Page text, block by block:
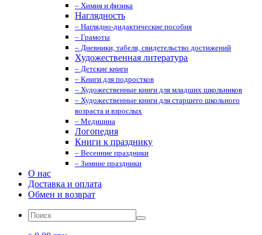
– Химия и физика
Наглядность
– Наглядно-дидактические пособия
– Грамоты
– Дневники, табеля, свидетельство достижений
Художественная литература
– Детские книги
– Книги для подростков
– Художественные книги для младших школьников
– Художественные книги для старшего школьного
возраста и взрослых
– Медицина
Логопедия
Книги к празднику
– Весенние праздники
– Зимние праздники
О нас
Доставка и оплата
Обмен и возврат